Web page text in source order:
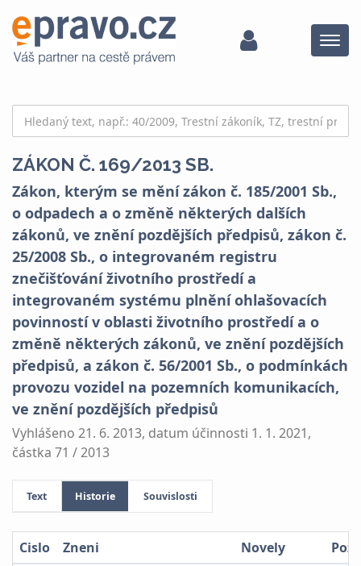
Menu
ZÁKON Č. 169/2013 SB.
Zákon, kterým se mění zákon č. 185/2001 Sb.,
o odpadech a o změně některých dalších
zákonů, ve znění pozdějších předpisů, zákon č.
25/2008 Sb., o integrovaném registru
znečišťování životního prostředí a
integrovaném systému plnění ohlašovacích
povinností v oblasti životního prostředí a o
změně některých zákonů, ve znění pozdějších
předpisů, a zákon č. 56/2001 Sb., o podmínkách
provozu vozidel na pozemních komunikacích,
ve znění pozdějších předpisů
Vyhlášeno 21. 6. 2013, datum účinnosti 1. 1. 2021,
částka 71 / 2013
Text Historie Souvislosti
Cislo Zneni Novely